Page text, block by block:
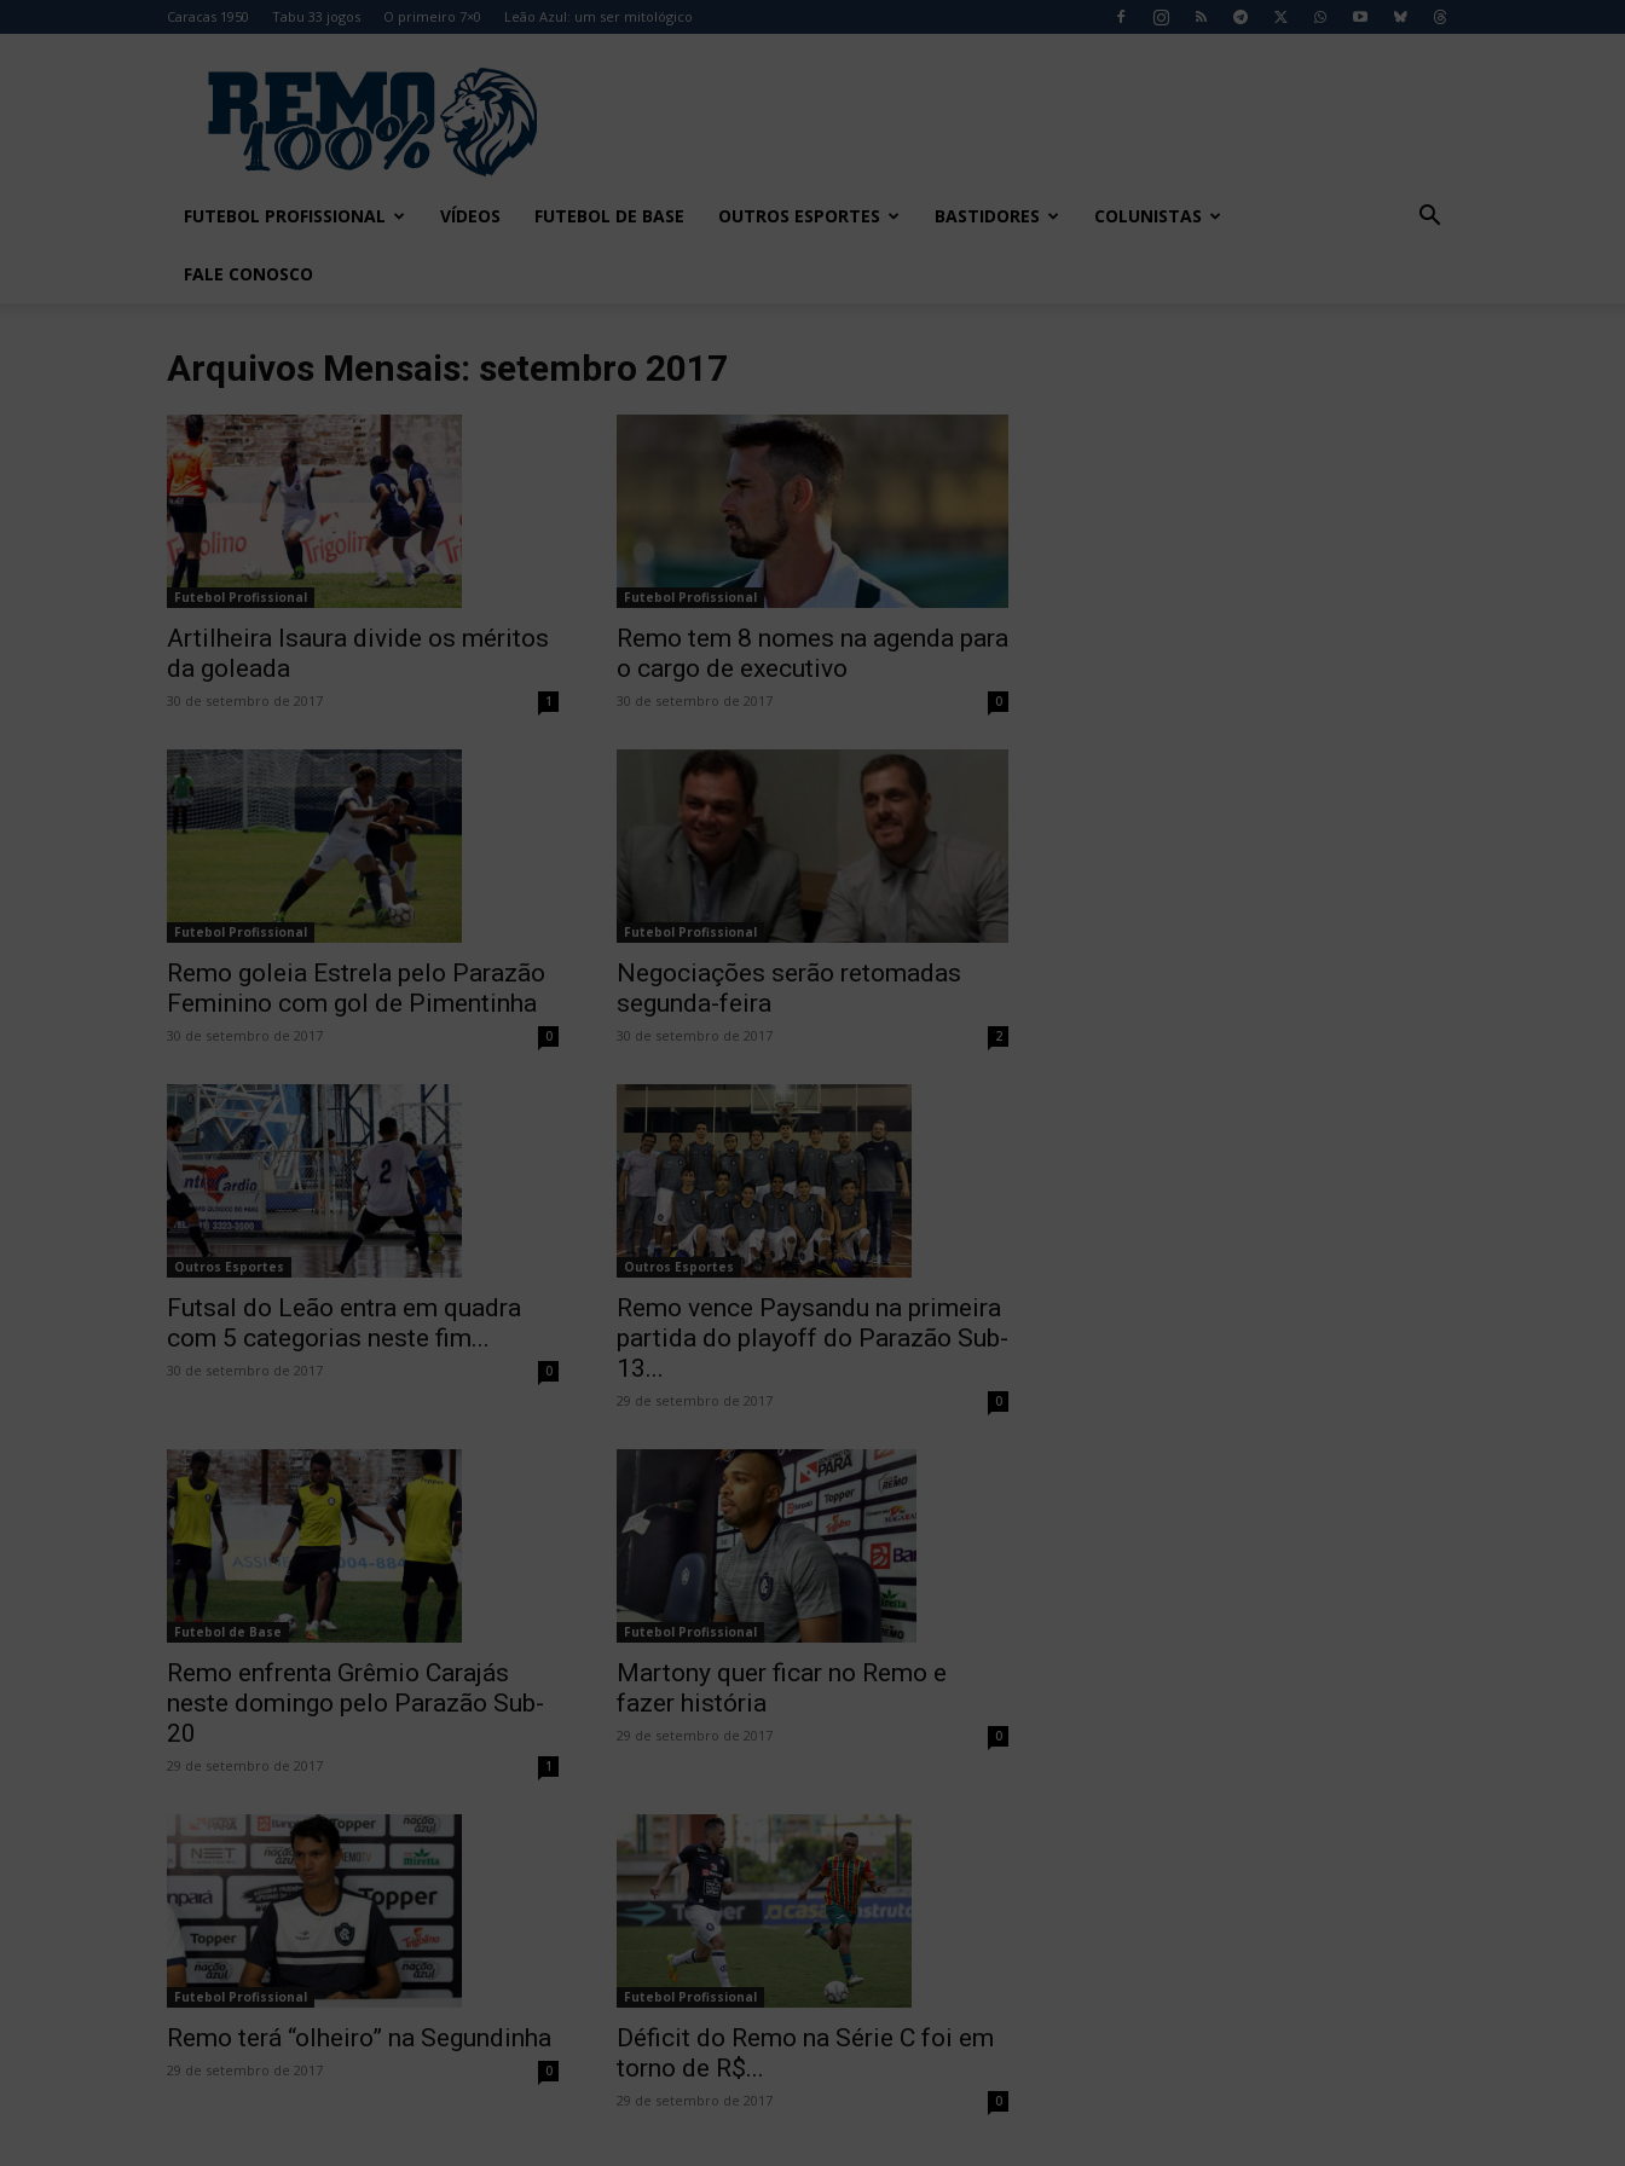
Caracas 1950 Tabu 33 jogos O primeiro 7×0 Leão Azul: um ser mitológico
Remo
FUTEBOL PROFISSIONAL VÍDEOS FUTEBOL DE BASE OUTROS ESPORTES BASTIDORES COLUNISTAS
FALE CONOSCO
Arquivos Mensais: setembro 2017
Futebol Profissional
Artilheira Isaura divide os méritos
da goleada
30 de setembro de 2017 1
Futebol Profissional
Remo tem 8 nomes na agenda para
o cargo de executivo
30 de setembro de 2017 0
Futebol Profissional
Remo goleia Estrela pelo Parazão
Feminino com gol de Pimentinha
30 de setembro de 2017 0
Futebol Profissional
Negociações serão retomadas
segunda-feira
30 de setembro de 2017 2
Outros Esportes
Futsal do Leão entra em quadra
com 5 categorias neste fim...
30 de setembro de 2017 0
Outros Esportes
Remo vence Paysandu na primeira
partida do playoff do Parazão Sub-
13...
29 de setembro de 2017 0
Futebol de Base
Remo enfrenta Grêmio Carajás
neste domingo pelo Parazão Sub-
20
29 de setembro de 2017 1
Futebol Profissional
Martony quer ficar no Remo e
fazer história
29 de setembro de 2017 0
Futebol Profissional
Remo terá “olheiro” na Segundinha
29 de setembro de 2017 0
Futebol Profissional
Déficit do Remo na Série C foi em
torno de R$...
29 de setembro de 2017 0